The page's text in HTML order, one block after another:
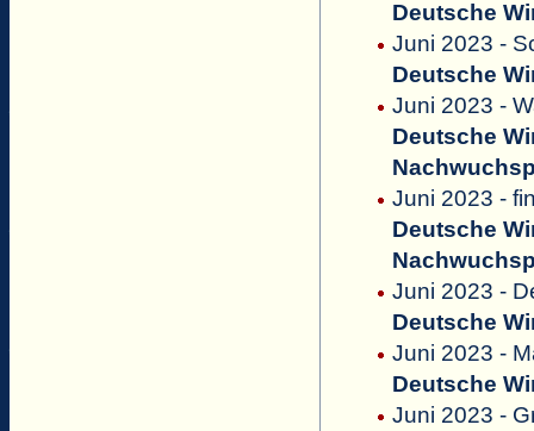
Deutsche
Juni 2023 -
Deutsche
Juni 2023 -
Deutsche
Juni 2023 -
Deutsche
Juni 2023 -
Deutsche
Juni 2023 -
Deutsche
Juni 2023 -